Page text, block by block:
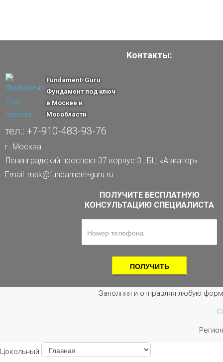
Контакты:
Fundament-Guru
Фундамент под ключ
в Москве и
Мособласти
тел.: +7-910-483-93-76
г. Москва
Ленинградский проспект 37 корпус 3 , БЦ «Авиатор»
Email: msk@fundament-guru.ru
ПОЛУЧИТЕ БЕСПЛАТНУЮ
КОНСУЛЬТАЦИЮ СПЕЦИАЛИСТА
Заполняя и отправляя любую
Цокольный